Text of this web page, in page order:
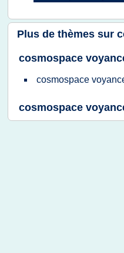
Plus de thèmes sur
cosmospace
cosmospace
cosmospace